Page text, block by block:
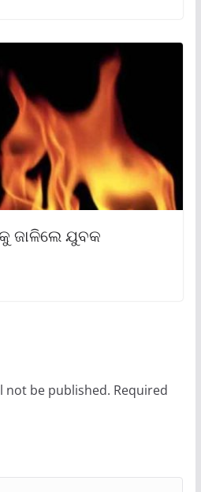
ଜାଳିଲେ ଯୁବକ
not be published. Required